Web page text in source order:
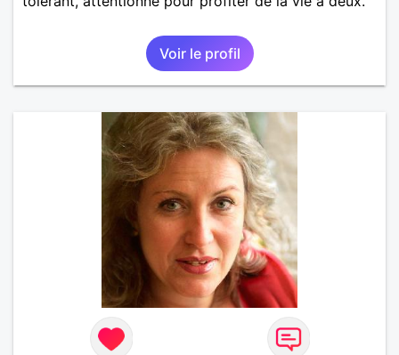
Voir le profil